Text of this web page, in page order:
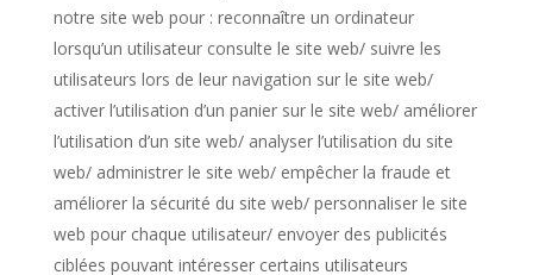
notre site web pour : reconnaître un ordinateur
lorsqu’un utilisateur consulte le site web/ suivre les
utilisateurs lors de leur navigation sur le site web/
activer l’utilisation d’un panier sur le site web/ améliorer
l’utilisation d’un site web/ analyser l’utilisation du site
web/ administrer le site web/ empêcher la fraude et
améliorer la sécurité du site web/ personnaliser le site
web pour chaque utilisateur/ envoyer des publicités
ciblées pouvant intéresser certains utilisateurs